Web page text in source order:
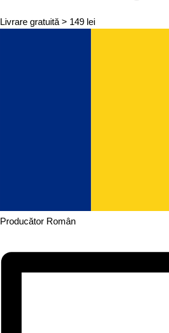
Livrare gratuită > 149 lei
Producător Român